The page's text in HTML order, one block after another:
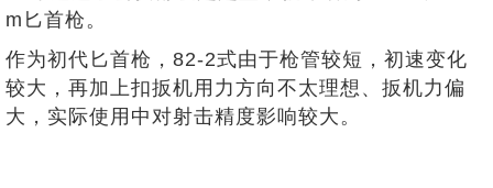
m匕首枪。
作为初代匕首枪，82-2式由于枪管较短，初速变化
较大，再加上扣扳机用力方向不太理想、扳机力偏
大，实际使用中对射击精度影响较大。